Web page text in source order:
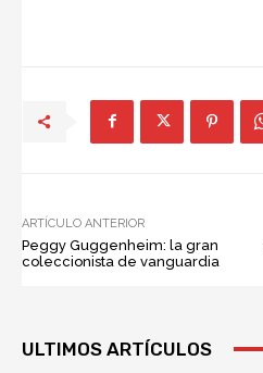
ARTÍCULO ANTERIOR
Peggy Guggenheim: la gran
coleccionista de vanguardia
ULTIMOS ARTÍCULOS